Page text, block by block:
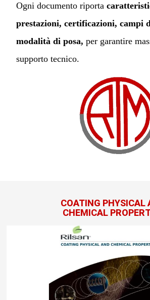
Ogni documento riporta
prestazioni, certificazioni, campi
modalità di posa, per garantire
supporto tecnico.
COATING PHYSICAL
CHEMICAL